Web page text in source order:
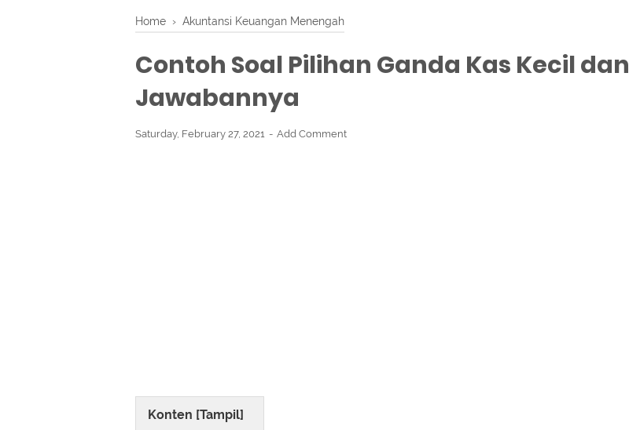
Home › Akuntansi Keuangan Menengah
Contoh Soal Pilihan Ganda Kas Kecil dan
Jawabannya
Saturday, February 27, 2021 Add Comment
Konten [Tampil]